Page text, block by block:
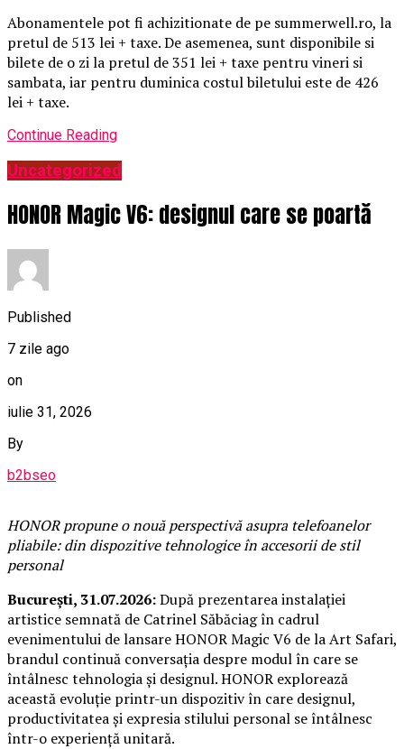
Abonamentele pot fi achizitionate de pe summerwell.ro, la
pretul de 513 lei + taxe. De asemenea, sunt disponibile si
bilete de o zi la pretul de 351 lei + taxe pentru vineri si
sambata, iar pentru duminica costul biletului este de 426
lei + taxe.
Continue Reading
Uncategorized
HONOR Magic V6: designul care se poartă
Published
7 zile ago
on
iulie 31, 2026
By
b2bseo
HONOR propune o nouă perspectivă asupra telefoanelor
pliabile: din dispozitive tehnologice în accesorii de stil
personal
București, 31.07.2026:După prezentarea instalației
artistice semnată de Catrinel Săbăciag în cadrul
evenimentului de lansare HONOR Magic V6 de la Art Safari,
brandul continuă conversația despre modul în care se
întâlnesc tehnologia și designul. HONOR explorează
această evoluție printr-un dispozitiv în care designul,
productivitatea și expresia stilului personal se întâlnesc
într-o experiență unitară.